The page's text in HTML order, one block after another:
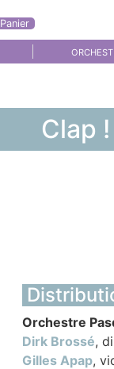
Panier
Clap !
Orchestre
Dirk Brossé,
Gilles Apap,